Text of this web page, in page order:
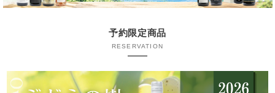
予約限定商品
RESERVATION